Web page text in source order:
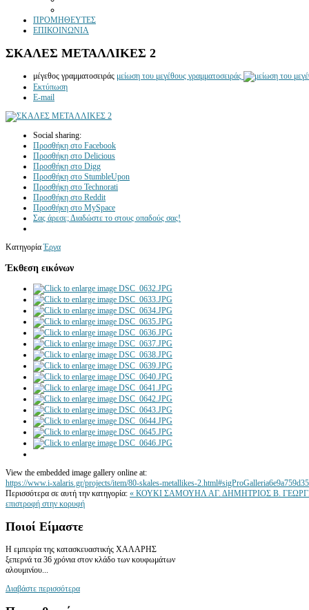
ΠΡΟΜΗΘΕΥΤΕΣ
ΕΠΙΚΟΙΝΩΝΙΑ
ΣΚΑΛΕΣ ΜΕΤΑΛΛΙΚΕΣ 2
μέγεθος γραμματοσειράς μείωση του μεγέθους γραμματοσειράς
Εκτύπωση
E-mail
Social sharing:
Προσθήκη στο Facebook
Προσθήκη στο Delicious
Προσθήκη στο Digg
Προσθήκη στο StumbleUpon
Προσθήκη στο Technorati
Προσθήκη στο Reddit
Προσθήκη στο MySpace
Σας άρεσε; Διαδώστε το στους οπαδούς σας!
Κατηγορία Έργα
Έκθεση εικόνων
View the embedded image gallery online at:
https://www.i-xalaris.gr/projects/item/80-skales-metallikes-2.html#sigProGalleria6e9a759d35
Περισσότερα σε αυτή την κατηγορία: « ΚΟΥΚΙ ΣΑΜΟΥΗΛ ΑΓ. ΔΗΜΗΤΡΙΟΣ Β.
επιστροφή στην κορυφή
Ποιοί Είμαστε
Η εμπειρία της κατασκευαστικής ΧΑΛΑΡΗΣ
ξεπερνά τα 36 χρόνια στον κλάδο των κουφωμάτων
αλουμινίου...
Διαβάστε περισσότερα